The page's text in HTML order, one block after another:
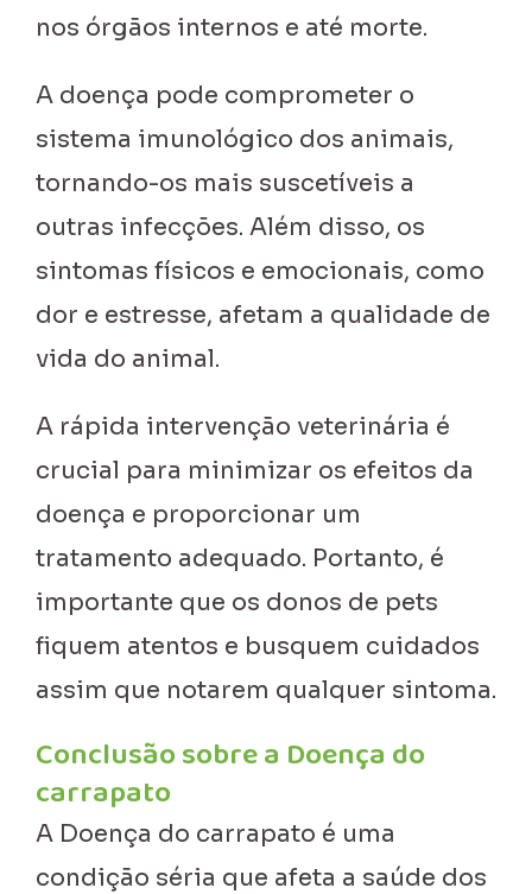
nos órgãos internos e até morte.
A doença pode comprometer o
sistema imunológico dos animais,
tornando-os mais suscetíveis a
outras infecções. Além disso, os
sintomas físicos e emocionais, como
dor e estresse, afetam a qualidade de
vida do animal.
A rápida intervenção veterinária é
crucial para minimizar os efeitos da
doença e proporcionar um
tratamento adequado. Portanto, é
importante que os donos de pets
fiquem atentos e busquem cuidados
assim que notarem qualquer sintoma.
Conclusão sobre a Doença do
carrapato
A Doença do carrapato é uma
condição séria que afeta a saúde dos